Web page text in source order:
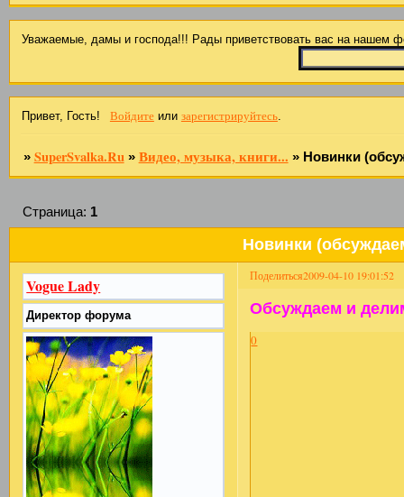
Уважаемые, дамы и господа!!! Рады приветствовать вас на
Привет, Гость! Войдитеили зарегистрируйтесь.
» SuperSvalka.Ru » Видео, музыка, книги... » Новинки
Новинки
Страница: 1
Поделиться2009-04-10 19:01:52
Vogue Lady
Директор форума Обсуждаем и
0